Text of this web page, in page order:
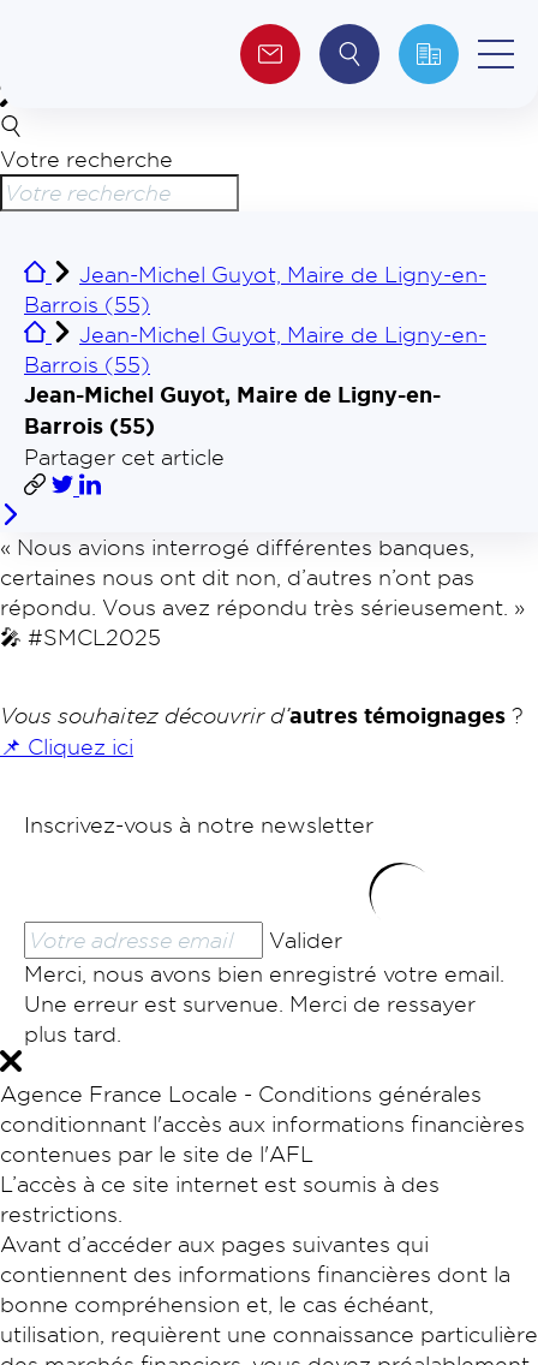
Qui sommes-nous ?
Investisseurs
Journalistes
Votre recherche
Jean-Michel Guyot, Maire de Ligny-en-
Barrois (55)
Jean-Michel Guyot, Maire de Ligny-en-
Barrois (55)
Jean-Michel Guyot, Maire de Ligny-en-
Barrois (55)
Partager cet article
« Nous avions interrogé différentes banques,
certaines nous ont dit non, d’autres n’ont pas
répondu. Vous avez répondu très sérieusement. »
🎤 #SMCL2025
Vous souhaitez découvrir d’autres témoignages ?
📌 Cliquez ici
Inscrivez-vous à notre newsletter
Valider
Merci, nous avons bien enregistré votre email.
Une erreur est survenue. Merci de ressayer
plus tard.
Agence France Locale - Conditions générales
conditionnant l'accès aux informations financières
contenues par le site de l'AFL
L’accès à ce site internet est soumis à des
restrictions.
Avant d’accéder aux pages suivantes qui
contiennent des informations financières dont la
bonne compréhension et, le cas échéant,
utilisation, requièrent une connaissance particulière